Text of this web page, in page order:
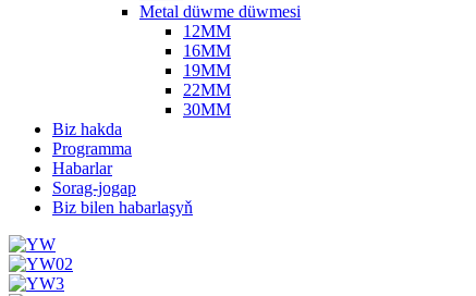
Metal düwme düwmesi
12MM
16MM
19MM
22MM
30MM
Biz hakda
Programma
Habarlar
Sorag-jogap
Biz bilen habarlaşyň